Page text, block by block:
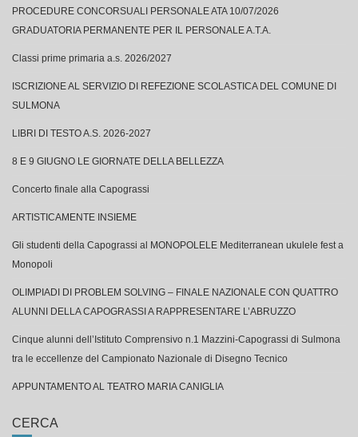
PROCEDURE CONCORSUALI PERSONALE ATA 10/07/2026
GRADUATORIA PERMANENTE PER IL PERSONALE A.T.A.
Classi prime primaria a.s. 2026/2027
ISCRIZIONE AL SERVIZIO DI REFEZIONE SCOLASTICA DEL COMUNE DI
SULMONA
LIBRI DI TESTO A.S. 2026-2027
8 E 9 GIUGNO LE GIORNATE DELLA BELLEZZA
Concerto finale alla Capograssi
ARTISTICAMENTE INSIEME
Gli studenti della Capograssi al MONOPOLELE Mediterranean ukulele fest a
Monopoli
OLIMPIADI DI PROBLEM SOLVING – FINALE NAZIONALE CON QUATTRO
ALUNNI DELLA CAPOGRASSI A RAPPRESENTARE L’ABRUZZO
Cinque alunni dell’Istituto Comprensivo n.1 Mazzini-Capograssi di Sulmona
tra le eccellenze del Campionato Nazionale di Disegno Tecnico
APPUNTAMENTO AL TEATRO MARIA CANIGLIA
CERCA